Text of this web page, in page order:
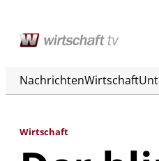
NachrichtenWirtschaft
Wirtschaft